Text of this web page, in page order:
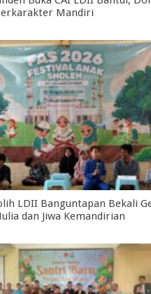
Mandiri
LDII Banguntapan Bekali
dan Jiwa Kemandirian